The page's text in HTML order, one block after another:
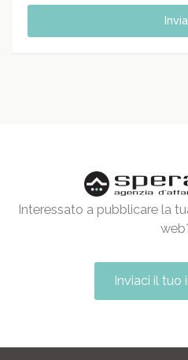
Invia
Interessato a pubblicare la
Inviaci il tuo